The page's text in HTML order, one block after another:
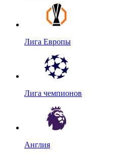
Лига Европы
Лига чемпионов
Англия